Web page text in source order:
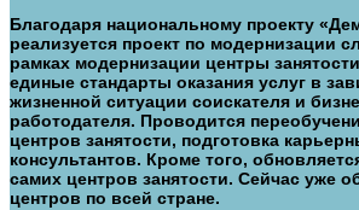
Благодаря национальному проекту
реализуется проект по модернизации
рамках модернизации центры
единые стандарты оказания услуг в
жизненной ситуации соискателя и
работодателя. Проводится
центров занятости, подготовка
консультантов. Кроме того,
самих центров занятости. Сейчас уже
центров по всей стране.